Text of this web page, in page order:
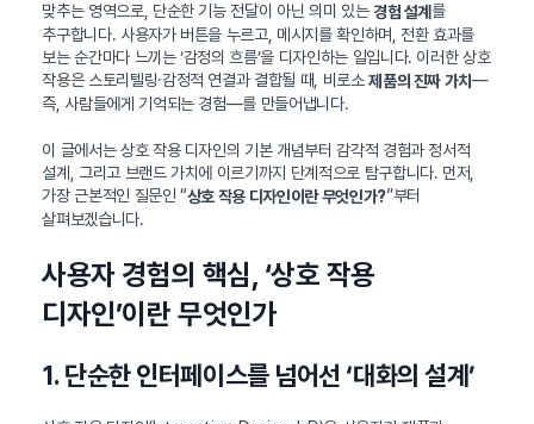
맞추는 영역으로, 단순한 기능 전달이 아닌 의미 있는경험 설계 를
추구합니다. 사용자가 버튼을 누르고, 메시지를 확인하며, 전환 효과를
보는 순간마다 느끼는 ‘감정의 흐름’을 디자인하는 일입니다. 이러한 상호
작용은 스토리텔링·감정적 연결과 결합될 때, 비로소제품의 진짜 가치—
즉, 사람들에게 기억되는 경험—를 만들어냅니다.
이 글에서는 상호 작용 디자인의 기본 개념부터 감각적 경험과 정서적
설계, 그리고 브랜드 가치에 이르기까지 단계적으로 탐구합니다. 먼저,
가장 근본적인 질문인 “상호 작용 디자인이란 무엇인가?”부터
살펴보겠습니다.
사용자 경험의 핵심, ‘상호 작용
디자인’이란 무엇인가
1. 단순한 인터페이스를 넘어선 ‘대화의 설계’